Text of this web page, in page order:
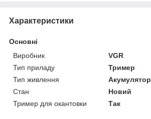
Характеристики
Основні
Виробник
VGR
Тип приладу
Тример
Тип живлення
Акумулятор
Стан
Новий
Тример для окантовки
Так